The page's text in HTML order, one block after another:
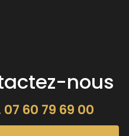
nous
07 60 79 69 00